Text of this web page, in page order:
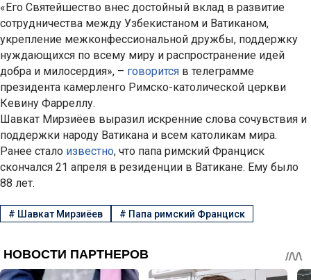
«Его Святейшество внес достойный вклад в развитие
сотрудничества между Узбекистаном и Ватиканом,
укрепление межконфессиональной дружбы, поддержку
нуждающихся по всему миру и распространение идей
добра и милосердия», – говорится в телеграмме
президента камерленго Римско-католической церкви
Кевину Фарреллу.
Шавкат Мирзиёев выразил искренние слова сочувствия и
поддержки народу Ватикана и всем католикам мира.
Ранее стало известно, что папа римский Франциск
скончался 21 апреля в резиденции в Ватикане. Ему было
88 лет.
# Шавкат Мирзиёев # Папа римский Франциск